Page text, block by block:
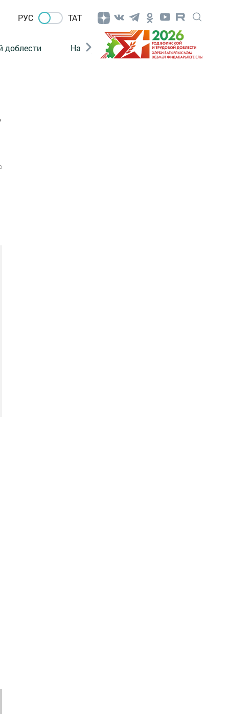
РУС ТАТ
доблести Нацпроекты Поколение будущего